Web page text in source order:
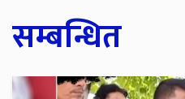
सम्बन्धित